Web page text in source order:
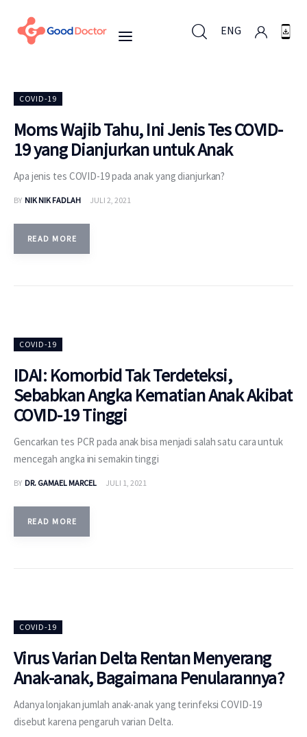
ENG
Untuk Bisnis
Mengapa Good Doctor
Berita
COVID-19
Moms Wajib Tahu, Ini Jenis Tes COVID-
19 yang Dianjurkan untuk Anak
Apa jenis tes COVID-19 pada anak yang dianjurkan?
BY NIK NIK FADLAH JULI 2, 2021
READ MORE
COVID-19
IDAI: Komorbid Tak Terdeteksi,
Sebabkan Angka Kematian Anak Akibat
COVID-19 Tinggi
Gencarkan tes PCR pada anak bisa menjadi salah satu cara untuk
mencegah angka ini semakin tinggi
BY DR. GAMAEL MARCEL JULI 1, 2021
READ MORE
COVID-19
Virus Varian Delta Rentan Menyerang
Anak-anak, Bagaimana Penularannya?
Adanya lonjakan jumlah anak-anak yang terinfeksi COVID-19
disebut karena pengaruh varian Delta.